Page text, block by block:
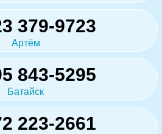
379-9723
Артём
843-5295
Батайск
223-2661